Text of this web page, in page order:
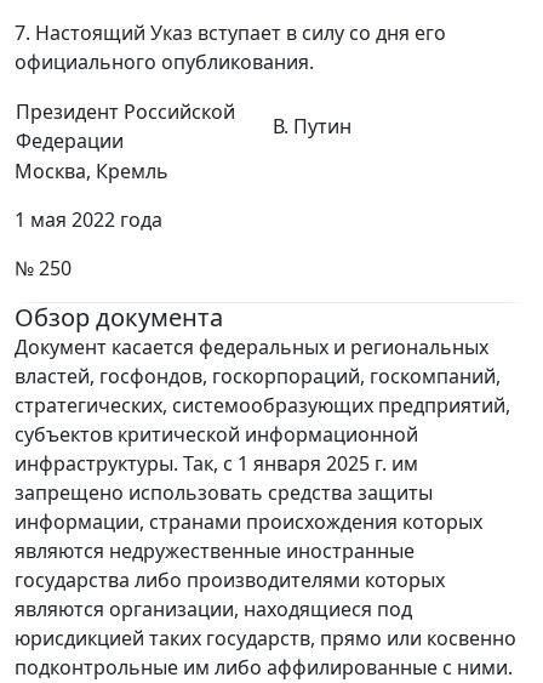
7. Настоящий Указ вступает в силу со дня его
официального опубликования.
Президент Российской
Федерации
В. Путин
Москва, Кремль
1 мая 2022 года
№ 250
Обзор документа
Документ касается федеральных и региональных
властей, госфондов, госкорпораций, госкомпаний,
стратегических, системообразующих предприятий,
субъектов критической информационной
инфраструктуры. Так, с 1 января 2025 г. им
запрещено использовать средства защиты
информации, странами происхождения которых
являются недружественные иностранные
государства либо производителями которых
являются организации, находящиеся под
юрисдикцией таких государств, прямо или косвенно
подконтрольные им либо аффилированные с ними.